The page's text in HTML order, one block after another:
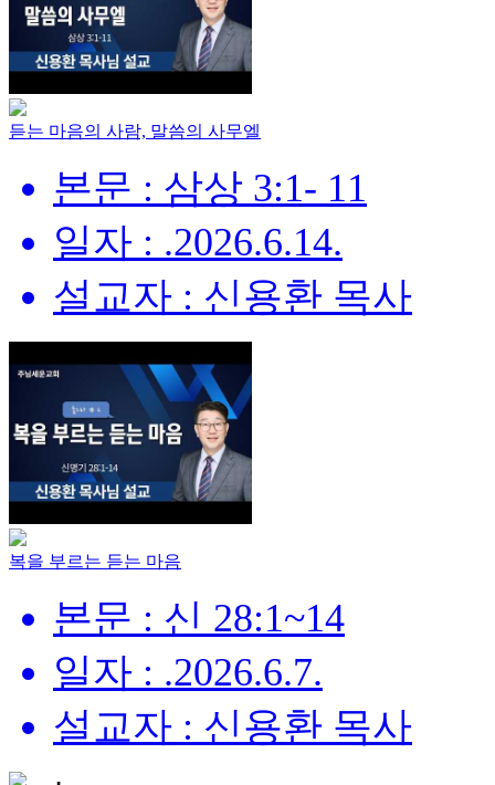
듣는 마음의 사람, 말씀의 사무엘
본문 : 삼상 3:1- 11
일자 : .2026.6.14.
설교자 : 신용환 목사
복을 부르는 듣는 마음
본문 : 신 28:1~14
일자 : .2026.6.7.
설교자 : 신용환 목사